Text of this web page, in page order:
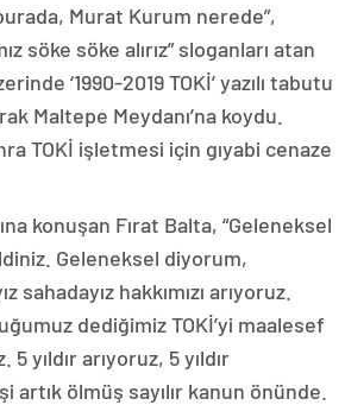
Murat Kurum nerede”,
söke söke alırız” sloganları atan
‘1990-2019 TOKİ’ yazılı tabutu
Maltepe Meydanı’na koydu.
TOKİ işletmesi için gıyabi cenaze
konuşan Fırat Balta, “Geleneksel
Geleneksel diyorum,
sahadayız hakkımızı arıyoruz.
dediğimiz TOKİ’yi maalesef
yıldır arıyoruz, 5 yıldır
artık ölmüş sayılır kanun önünde.